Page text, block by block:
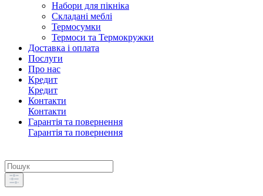
Набори для пікніка
Складані меблі
Термосумки
Термоси та Термокружки
Доставка і оплата
Послуги
Про нас
Кредит
Кредит
Контакти
Контакти
Гарантія та повернення
Гарантія та повернення